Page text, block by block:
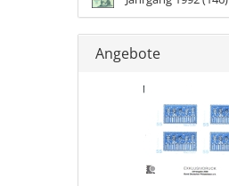
Angebote